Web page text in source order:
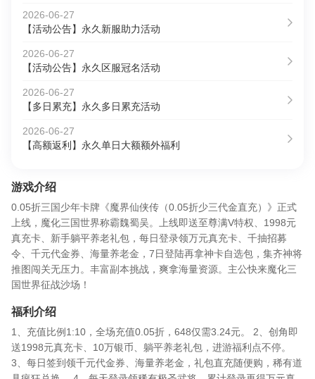
2026-06-27
【活动公告】永久新服助力活动
2026-06-27
【活动公告】永久区服冠名活动
2026-06-27
【多日累充】永久多日累充活动
2026-06-27
【高额返利】永久单日大额额外福利
游戏介绍
0.05折三国少年卡牌《魔界仙侠传（0.05折少三代金直充）》正式
上线，魔化三国世界称霸魏蜀吴。上线即送至尊满V特权、1998元
真充卡、新手躺平养老礼包，每日登录领万元真充卡、千抽招募
令、千元代金券、海量养老金，7日登陆再拿神卡自选包，集齐神将
推图闯关无压力。丰富副本挑战，爽拿海量资源。主公快来魔化三
国世界征战沙场！
福利介绍
1、充值比例1:10，全场充值0.05折，648仅需3.24元。 2、创角即
送1998元真充卡、10万银币、躺平养老礼包，进游福利点不停。
3、每日签到领千元代金券、海量养老金，礼包直充随便购，稀有道